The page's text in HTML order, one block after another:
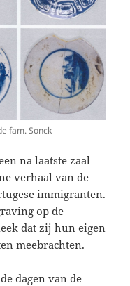
fam. Sonck
na laatste zaal
verhaal van de
immigranten.
op de
dat zij hun eigen
meebrachten.
dagen van de